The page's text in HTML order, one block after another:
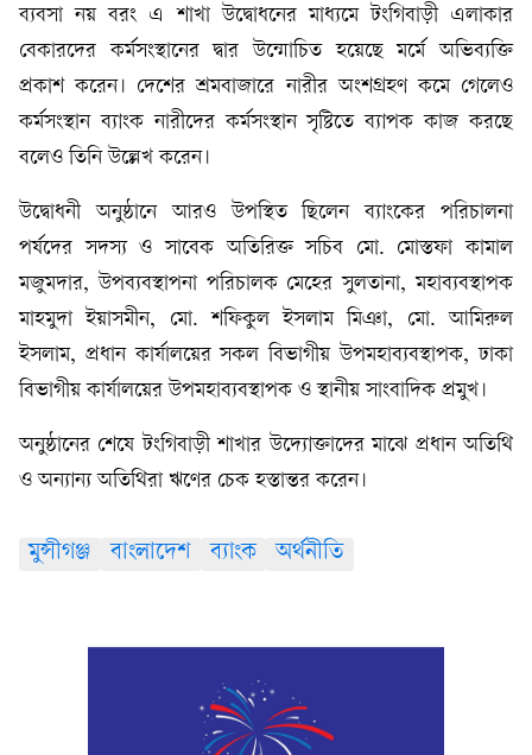
ব্যবসা নয় বরং এ শাখা উদ্বোধনের মাধ্যমে টংগিবাড়ী এলাকার
বেকারদের কর্মসংস্থানের দ্বার উন্মোচিত হয়েছে মর্মে অভিব্যক্তি
প্রকাশ করেন। দেশের শ্রমবাজারে নারীর অংশগ্রহণ কমে গেলেও
কর্মসংস্থান ব্যাংক নারীদের কর্মসংস্থান সৃষ্টিতে ব্যাপক কাজ করছে
বলেও তিনি উল্লেখ করেন।
উদ্বোধনী অনুষ্ঠানে আরও উপস্থিত ছিলেন ব্যাংকের পরিচালনা
পর্ষদের সদস্য ও সাবেক অতিরিক্ত সচিব মো. মোস্তফা কামাল
মজুমদার, উপব্যবস্থাপনা পরিচালক মেহের সুলতানা, মহাব্যবস্থাপক
মাহমুদা ইয়াসমীন, মো. শফিকুল ইসলাম মিঞা, মো. আমিরুল
ইসলাম, প্রধান কার্যালয়ের সকল বিভাগীয় উপমহাব্যবস্থাপক, ঢাকা
বিভাগীয় কার্যালয়ের উপমহাব্যবস্থাপক ও স্থানীয় সাংবাদিক প্রমুখ।
অনুষ্ঠানের শেষে টংগিবাড়ী শাখার উদ্যোক্তাদের মাঝে প্রধান অতিথি
ও অন্যান্য অতিথিরা ঋণের চেক হস্তান্তর করেন।
মুন্সীগঞ্জ বাংলাদেশ ব্যাংক অর্থনীতি